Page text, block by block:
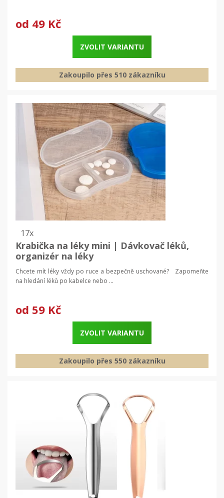
od 49 Kč
ZVOLIT VARIANTU
Zakoupilo přes 510 zákazníku
17x
Krabička na léky mini | Dávkovač léků,
organizér na léky
Chcete mít léky vždy po ruce a bezpečně uschované? Zapomeňte
na hledání léků po kabelce nebo ...
od 59 Kč
ZVOLIT VARIANTU
Zakoupilo přes 550 zákazníku